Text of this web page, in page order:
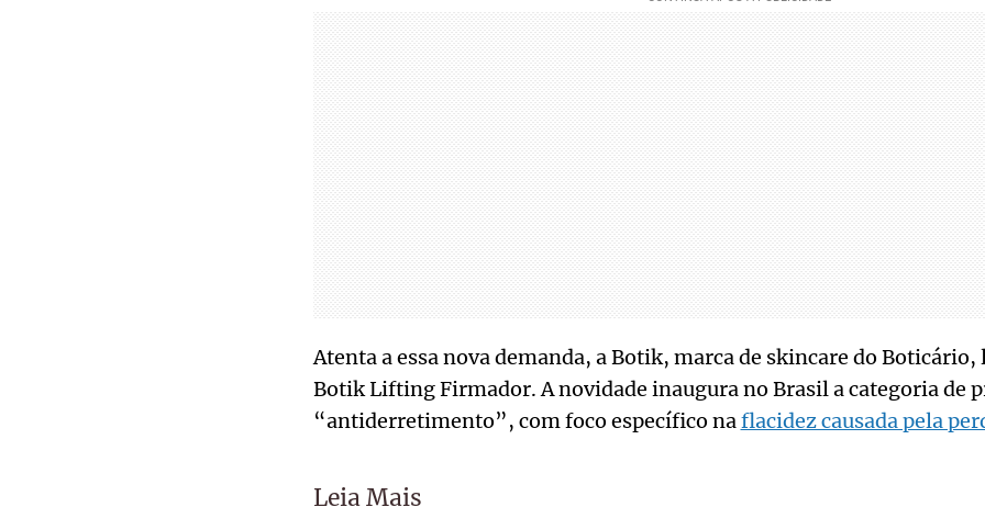
Atenta a essa nova demanda, a Botik, marca de skincare do
Botik Lifting Firmador. A novidade inaugura no Brasil a categoria de
“antiderretimento”, com foco específico naflacidez causada pela
Leia Mais